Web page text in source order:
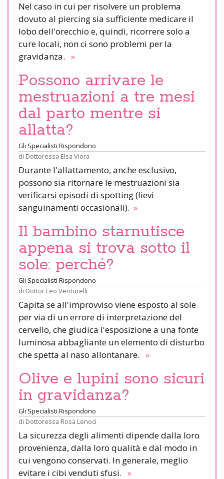
Nel caso in cui per risolvere un problema
dovuto al piercing sia sufficiente medicare il
lobo dell'orecchio e, quindi, ricorrere solo a
cure locali, non ci sono problemi per la
gravidanza. »
Possono arrivare le
mestruazioni a tre mesi
dal parto mentre si
allatta?
Gli Specialisti Rispondono
di Dottoressa Elsa Viora
Durante l'allattamento, anche esclusivo,
possono sia ritornare le mestruazioni sia
verificarsi episodi di spotting (lievi
sanguinamenti occasionali). »
Il bambino starnutisce
appena si trova sotto il
sole: perché?
Gli Specialisti Rispondono
di Dottor Leo Venturelli
Capita se all'improvviso viene esposto al sole
per via di un errore di interpretazione del
cervello, che giudica l'esposizione a una fonte
luminosa abbagliante un elemento di disturbo
che spetta al naso allontanare. »
Olive e lupini sono sicuri
in gravidanza?
Gli Specialisti Rispondono
di Dottoressa Rosa Lenoci
La sicurezza degli alimenti dipende dalla loro
provenienza, dalla loro qualità e dal modo in
cui vengono conservati. In generale, meglio
evitare i cibi venduti sfusi. »